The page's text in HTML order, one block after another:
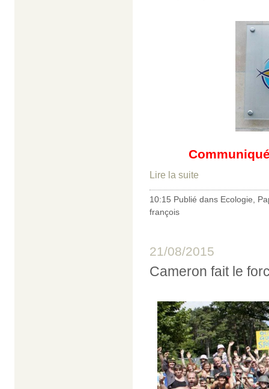
Lire la suite
10:15 Publié dans Ecologie
françois
21/08/2015
Cameron fait le